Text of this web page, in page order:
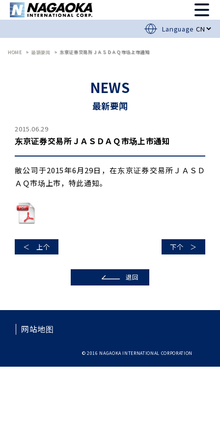
Language
HOME 最新要闻 东京证券交易所ＪＡＳＤＡＱ市场上市通知
NEWS
最新要闻
2015.06.29
东京证券交易所ＪＡＳＤＡＱ市场上市通知
敝公司于2015年6月29日，在东京证券交易所ＪＡＳＤ
ＡＱ市场上市，特此通知。
＜ 上个 下个 ＞
退回
网站地图
© 2016 NAGAOKA INTERNATIONAL CORPORATION